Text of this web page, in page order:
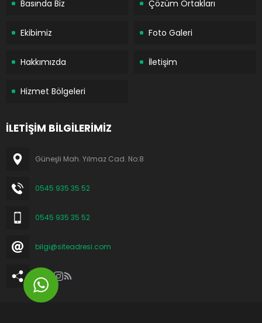
Basında Biz Çözüm Ortakları
Ekibimiz Foto Galeri
Hakkımızda İletişim
Hizmet Bölgeleri
İLETİŞİM BİLGİLERİMİZ
Güneşli Mah. Yılmaz Cad. No:8
0545 935 35 52
0545 935 35 52
bilgi@siteadresi.com